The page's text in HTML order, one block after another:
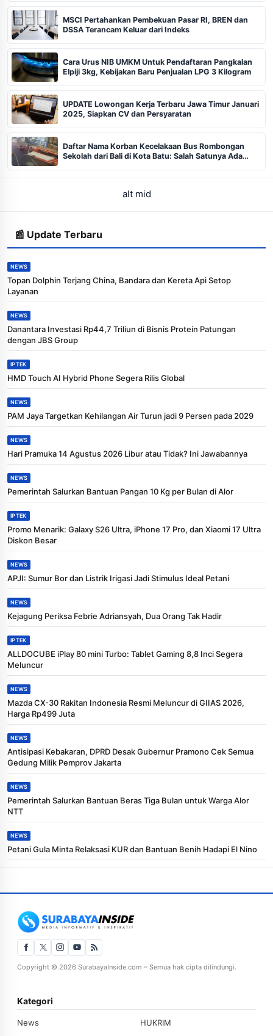
MSCI Pertahankan Pembekuan Pasar RI, BREN dan
DSSA Terancam Keluar dari Indeks
Cara Urus NIB UMKM Untuk Pendaftaran Pangkalan
Elpiji 3kg, Kebijakan Baru Penjualan LPG 3 Kilogram
UPDATE Lowongan Kerja Terbaru Jawa Timur Januari
2025, Siapkan CV dan Persyaratan
Daftar Nama Korban Kecelakaan Bus Rombongan
Sekolah dari Bali di Kota Batu: Salah Satunya Ada
alt mid
📰 Update Terbaru
NEWS
Topan Dolphin Terjang China, Bandara dan Kereta Api Setop
Layanan
NEWS
Danantara Investasi Rp44,7 Triliun di Bisnis Protein Patungan
dengan JBS Group
IPTEK
HMD Touch AI Hybrid Phone Segera Rilis Global
NEWS
PAM Jaya Targetkan Kehilangan Air Turun jadi 9 Persen pada 2029
NEWS
Hari Pramuka 14 Agustus 2026 Libur atau Tidak? Ini Jawabannya
NEWS
Pemerintah Salurkan Bantuan Pangan 10 Kg per Bulan di Alor
IPTEK
Promo Menarik: Galaxy S26 Ultra, iPhone 17 Pro, dan Xiaomi 17 Ultra
Diskon Besar
NEWS
APJI: Sumur Bor dan Listrik Irigasi Jadi Stimulus Ideal Petani
NEWS
Kejagung Periksa Febrie Adriansyah, Dua Orang Tak Hadir
IPTEK
ALLDOCUBE iPlay 80 mini Turbo: Tablet Gaming 8,8 Inci Segera
Meluncur
NEWS
Mazda CX-30 Rakitan Indonesia Resmi Meluncur di GIIAS 2026,
Harga Rp499 Juta
NEWS
Antisipasi Kebakaran, DPRD Desak Gubernur Pramono Cek Semua
Gedung Milik Pemprov Jakarta
NEWS
Pemerintah Salurkan Bantuan Beras Tiga Bulan untuk Warga Alor
NTT
NEWS
Petani Gula Minta Relaksasi KUR dan Bantuan Benih Hadapi El Nino
Copyright © 2026 SurabayaInside.com – Semua hak cipta dilindungi.
Kategori
News
HUKRIM